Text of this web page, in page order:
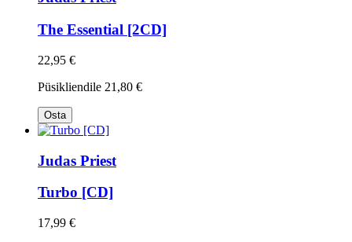
The Essential [2CD]
22,95 €
Püsikliendile 21,80 €
Osta
Judas Priest
Turbo [CD]
17,99 €